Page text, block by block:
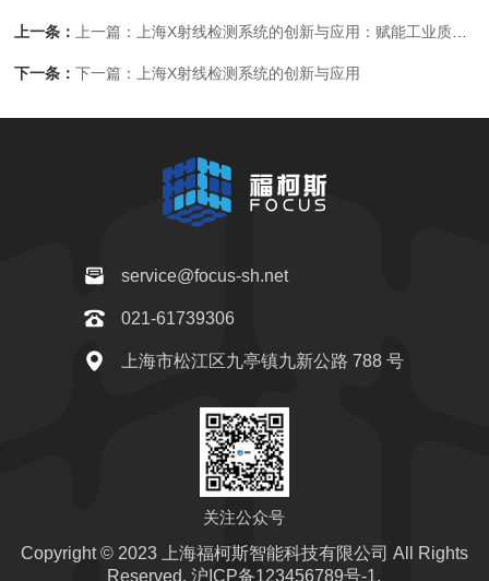
上一条： 上一篇：上海X射线检测系统的创新与应用：赋能工业质检新高度
下一条：下一篇：上海X射线检测系统的创新与应用
service@focus-sh.net
021-61739306
上海市松江区九亭镇九新公路 788 号
关注公众号
Copyright © 2023 上海福柯斯智能科技有限公司 All Rights
Reserved.沪ICP备123456789号-1.